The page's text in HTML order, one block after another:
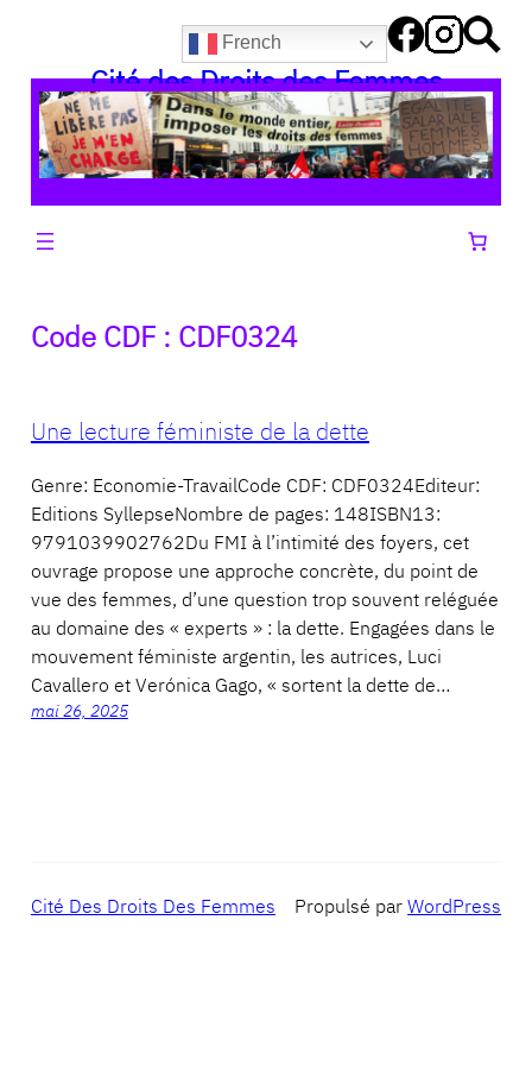
contenu
French
Cité des Droits des Femmes
Code CDF : CDF0324
Une lecture féministe de la dette
Genre: Economie-TravailCode CDF: CDF0324Editeur:
Editions SyllepseNombre de pages: 148ISBN13:
9791039902762Du FMI à l’intimité des foyers, cet
ouvrage propose une approche concrète, du point de
vue des femmes, d’une question trop souvent reléguée
au domaine des « experts » : la dette. Engagées dans le
mouvement féministe argentin, les autrices, Luci
Cavallero et Verónica Gago, « sortent la dette de…
mai 26, 2025
Cité Des Droits Des Femmes Propulsé parWordPress